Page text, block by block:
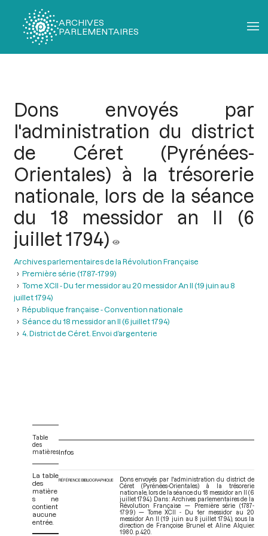
ARCHIVES
PARLEMENTAIRES
Dons envoyés par
l'administration du district
de Céret (Pyrénées-
Orientales) à la trésorerie
nationale, lors de la séance
du 18 messidor an II (6
juillet 1794)
Archives parlementaires de la Révolution Française
Première série (1787-1799)
Tome XCII - Du 1er messidor au 20 messidor An II (19 juin au 8
juillet 1794)
République française - Convention nationale
Séance du 18 messidor an II (6 juillet 1794)
4. District de Céret. Envoi d’argenterie
Table
des
matières
La table
des
matière
s ne
contient
aucune
entrée.
Infos
RÉFÉRENCE BIBLIOGRAPHIQUE
Dons envoyés par l'administration du district de
Céret (Pyrénées-Orientales) à la trésorerie
nationale, lors de la séance du 18 messidor an II (6
juillet 1794). Dans : Archives parlementaires de la
Révolution Française — Première série (1787-
1799) — Tome XCII - Du 1er messidor au 20
messidor An II (19 juin au 8 juillet 1794) , sous la
direction de Françoise Brunel et Aline Alquier.
1980. p. 420.